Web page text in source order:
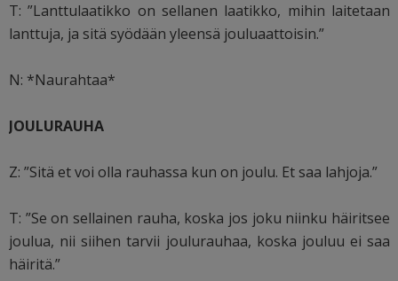
T: ”Lanttulaatikko on sellanen laatikko, mihin laitetaan
lanttuja, ja sitä syödään yleensä jouluaattoisin.”
N: *Naurahtaa*
JOULURAUHA
Z: ”Sitä et voi olla rauhassa kun on joulu. Et saa lahjoja.”
T: ”Se on sellainen rauha, koska jos joku niinku häiritsee
joulua, nii siihen tarvii joulurauhaa, koska jouluu ei saa
häiritä.”